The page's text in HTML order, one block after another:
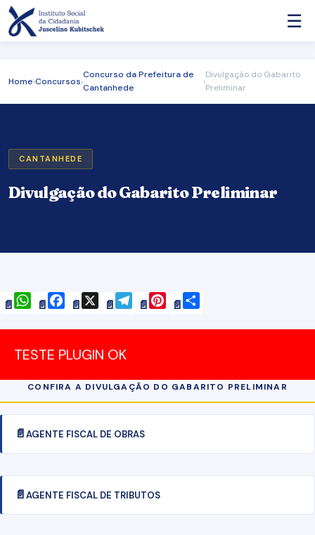
☰
Home›Concursos›
Concurso da Prefeitura de
Cantanhede
›
Divulgação do Gabarito
Preliminar
CANTANHEDE
Divulgação do Gabarito Preliminar
WhatsAppFacebook TelegramPinterest
TESTE PLUGIN OK
CONFIRA A DIVULGAÇÃO DO GABARITO PRELIMINAR
AGENTE FISCAL DE OBRAS
AGENTE FISCAL DE TRIBUTOS